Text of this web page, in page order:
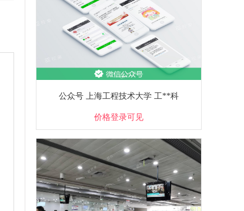
公众号 上海工程技术大学 工**科
价格登录可见